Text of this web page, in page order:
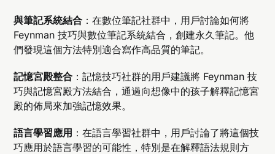
與筆記系統結合 ：在數位筆記社群中，用戶討論如何將
Feynman 技巧與數位筆記系統結合，創建永久筆記。他
們發現這個方法特別適合寫作高品質的筆記。
記憶宮殿整合 ：記憶技巧社群的用戶建議將 Feynman 技
巧與記憶宮殿方法結合，通過向想像中的孩子解釋記憶宮
殿的佈局來加強記憶效果。
語言學習應用 ：在語言學習社群中，用戶討論了將這個技
巧應用於語言學習的可能性，特別是在解釋語法規則方